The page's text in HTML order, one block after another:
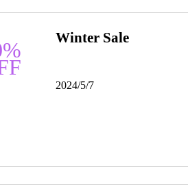
Winter Sale
2024/5/7